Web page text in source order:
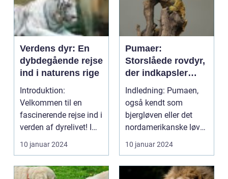
Verdens dyr: En
dybdegående rejse
ind i naturens rige
Introduktion:
Velkommen til en
fascinerende rejse ind i
verden af dyrelivet! I
denne artikel vil vi ...
10 januar 2024
Pumaer:
Storslåede rovdyr,
der indkapsler
styrke og elegance
Indledning: Pumaen,
også kendt som
bjergløven eller det
nordamerikanske løve,
er et fascinerende dyr...
10 januar 2024